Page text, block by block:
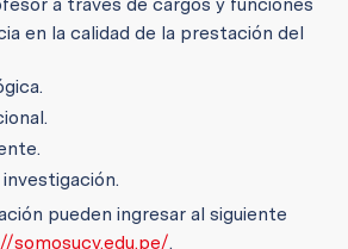
en la calidad de la prestación del
pueden ingresar al siguiente
somosucv.edu.pe/.